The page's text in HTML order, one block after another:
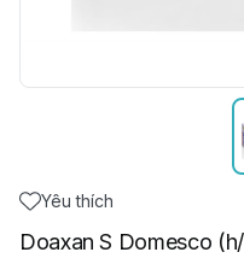
Yêu thích
Doaxan S Domesco